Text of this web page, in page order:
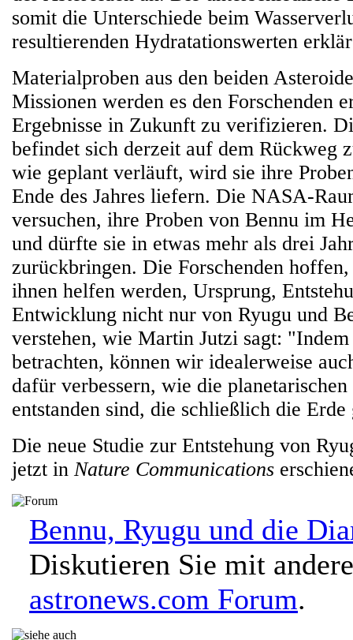
somit die Unterschiede beim
resultierenden Hydratationswerten
Materialproben aus den beiden
Missionen werden es den Forschenden
Ergebnisse in Zukunft zu verifizieren.
befindet sich derzeit auf dem Rückweg
wie geplant verläuft, wird sie ihre
Ende des Jahres liefern. Die NASA-
versuchen, ihre Proben von Bennu im
und dürfte sie in etwas mehr als drei
zurückbringen. Die Forschenden hoffen,
ihnen helfen werden, Ursprung,
Entwicklung nicht nur von Ryugu und
verstehen, wie Martin Jutzi sagt:
betrachten, können wir idealerweise
dafür verbessern, wie die planetarischen
entstanden sind, die schließlich die
Die neue Studie zur Entstehung von
jetzt in Nature Communications
Bennu, Ryugu und die
Diskutieren Sie mit
astronews.com Forum.